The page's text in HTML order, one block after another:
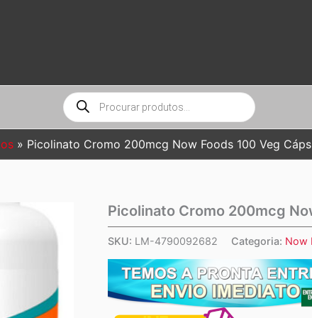
Pesquisar
produtos
Picolinato Cromo 200mcg Now Foods 100 Veg
Picolinato Cromo 200mcg
SKU: LM-4790092682 Categoria: Now